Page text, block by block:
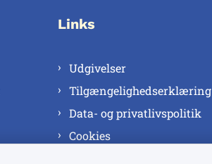
Links
Udgivelser
Tilgængelighedserklæring
Data- og privatlivspolitik
Cookies